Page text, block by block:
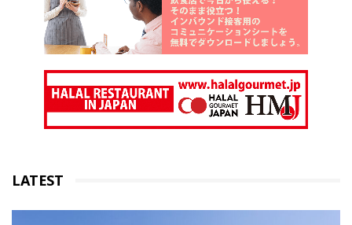
LATEST